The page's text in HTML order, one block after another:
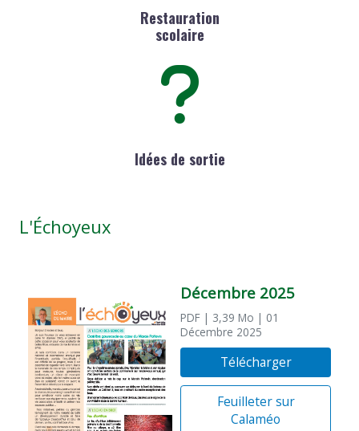
Restauration
scolaire
Idées de sortie
L'Échoyeux
Décembre 2025
PDF | 3,39 Mo | 01
Décembre 2025
Télécharger
Feuilleter sur
Calaméo